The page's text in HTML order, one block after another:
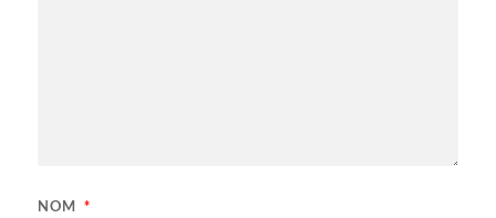
NOM *